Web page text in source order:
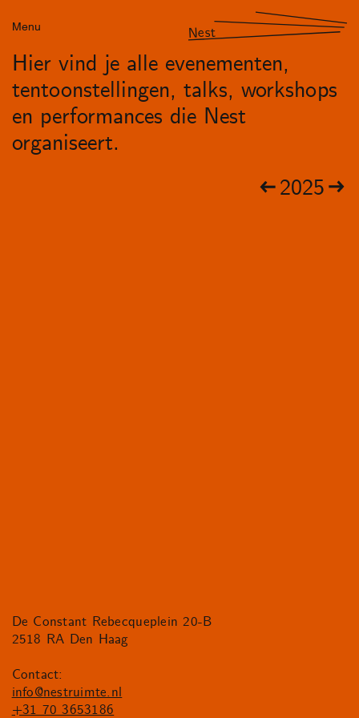
Menu Nest
Hier vind je alle evenementen,
tentoonstellingen, talks, workshops
en performances die Nest
organiseert.
2025
De Constant Rebecqueplein 20-B
2518 RA Den Haag
Contact:
info@nestruimte.nl
+31 70 3653186